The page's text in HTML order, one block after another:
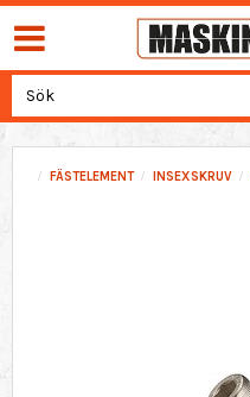
FÄSTELEMENT INSEXSKRUV